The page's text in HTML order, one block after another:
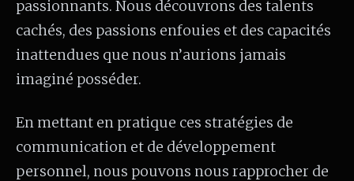
passionnants. Nous découvrons des talents
cachés, des passions enfouies et des capacités
inattendues que nous n’aurions jamais
imaginé posséder.
En mettant en pratique ces stratégies de
communication et de développement
personnel, nous pouvons nous rapprocher de